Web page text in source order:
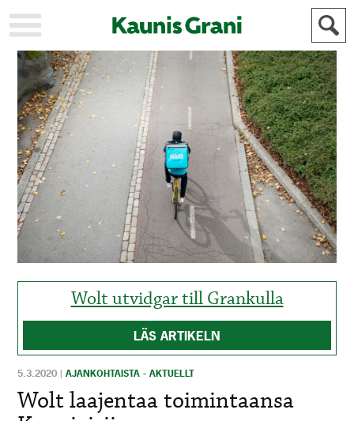
KAUPUNKI
STADEN
AJANKOHTAISTA
AKTUELLT
URHEILU
IDROTT
KULTTUURI
KULTUR
HISTORIA
HISTORIA
YLEINEN
ALLMÄN
MAINOSTAJILLE
FÖR
ANNONSÖRER
Wolt utvidgar till Grankulla
LÄS ARTIKELN
5.3.2020 |AJANKOHTAISTA - AKTUELLT
Wolt laajentaa toimintaansa